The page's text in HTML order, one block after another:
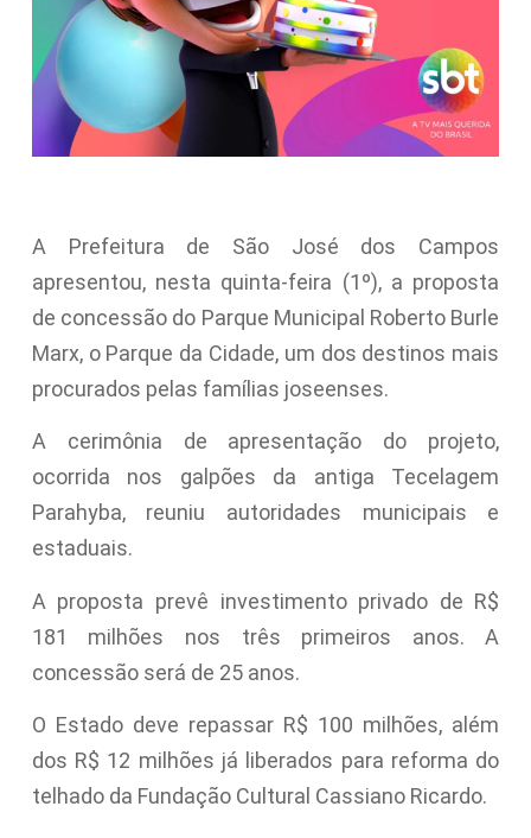
A Prefeitura de São José dos Campos
apresentou, nesta quinta-feira (1º), a proposta
de concessão do Parque Municipal Roberto Burle
Marx, o Parque da Cidade, um dos destinos mais
procurados pelas famílias joseenses.
A cerimônia de apresentação do projeto,
ocorrida nos galpões da antiga Tecelagem
Parahyba, reuniu autoridades municipais e
estaduais.
A proposta prevê investimento privado de R$
181 milhões nos três primeiros anos. A
concessão será de 25 anos.
O Estado deve repassar R$ 100 milhões, além
dos R$ 12 milhões já liberados para reforma do
telhado da Fundação Cultural Cassiano Ricardo.